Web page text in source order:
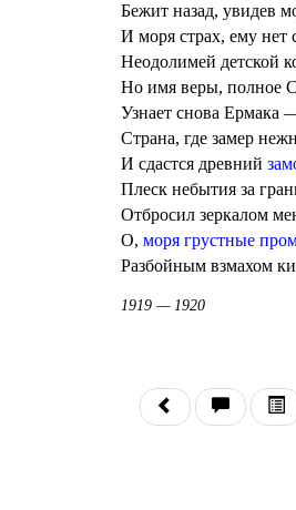
Бежит назад, увидев
И моря страх, ему нет
Неодолимей детской
Но имя веры, полное
Узнает снова Ермака
Страна, где замер
И сдастся древний
Плеск небытия за
Отбросил зеркалом
О, моря грустные
Разбойным взмахом
1919 — 1920